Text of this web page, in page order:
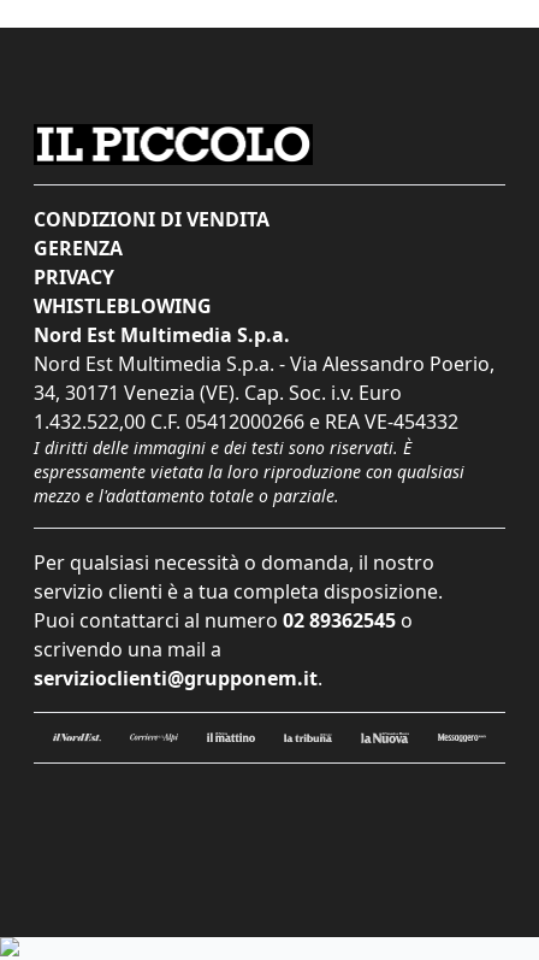
CONDIZIONI DI VENDITA
GERENZA
PRIVACY
WHISTLEBLOWING
Nord Est Multimedia S.p.a.
Nord Est Multimedia S.p.a. - Via Alessandro Poerio,
34, 30171 Venezia (VE). Cap. Soc. i.v. Euro
1.432.522,00 C.F. 05412000266 e REA VE-454332
I diritti delle immagini e dei testi sono riservati. È
espressamente vietata la loro riproduzione con qualsiasi
mezzo e l'adattamento totale o parziale.
Per qualsiasi necessità o domanda, il nostro
servizio clienti è a tua completa disposizione.
Puoi contattarci al numero 02 89362545 o
scrivendo una mail a
servizioclienti@grupponem.it.